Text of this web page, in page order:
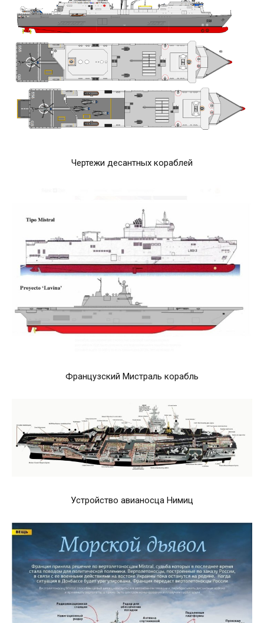
Чертежи десантных кораблей
Французский Мистраль корабль
Устройство авианосца Нимиц